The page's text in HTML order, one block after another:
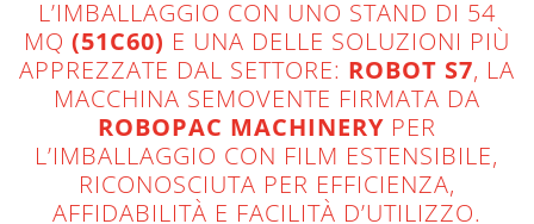
L’IMBALLAGGIO CON UNO STAND DI 54
MQ (51C60) E UNA DELLE SOLUZIONI PIÙ
APPREZZATE DAL SETTORE: ROBOT S7, LA
MACCHINA SEMOVENTE FIRMATA DA
ROBOPAC MACHINERY PER
L’IMBALLAGGIO CON FILM ESTENSIBILE,
RICONOSCIUTA PER EFFICIENZA,
AFFIDABILITÀ E FACILITÀ D’UTILIZZO.